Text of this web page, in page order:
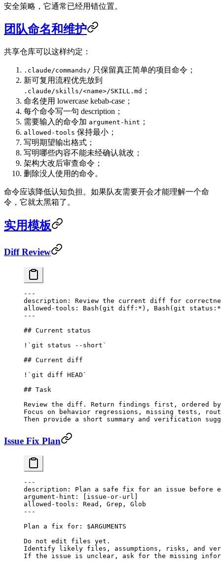
安全策略，它通常已经用错位置。
团队命名和维护
共享仓库可以这样约定：
.claude/commands/ 只保留真正简单的项目命令；
新可复用流程优先放到
.claude/skills/<name>/SKILL.md ；
命名使用 lowercase kebab-case；
每个命令写一句 description；
需要输入的命令加 argument-hint ；
allowed-tools 保持最小；
写明期望输出格式；
写明哪些内容不能未经确认就改；
架构大改后审查命令；
删除没人使用的命令。
命令应该降低认知负担。如果队友需要开会才能理解一个命
令，它就太黑箱了。
实用模板
Diff Review
---
description : Review the current diff for
allowed-tools : Bash(git diff:*), Bash(git
---
## Current status
! `git status --short`
## Current diff
! `git diff HEAD`
## Task
Review the diff. Return findings first, ordered
Focus on behavior regressions, missing tests,
Then provide a short summary and verification
Issue Fix Plan
---
description : Plan a safe fix for an issue before
argument-hint : [ issue-or-url
allowed-tools : Read, Grep, Glob
---
Plan a fix for: $ARGUMENTS
Do not edit files yet.
Identify likely files, assumptions, risks, and
If the issue is unclear, ask for the missing